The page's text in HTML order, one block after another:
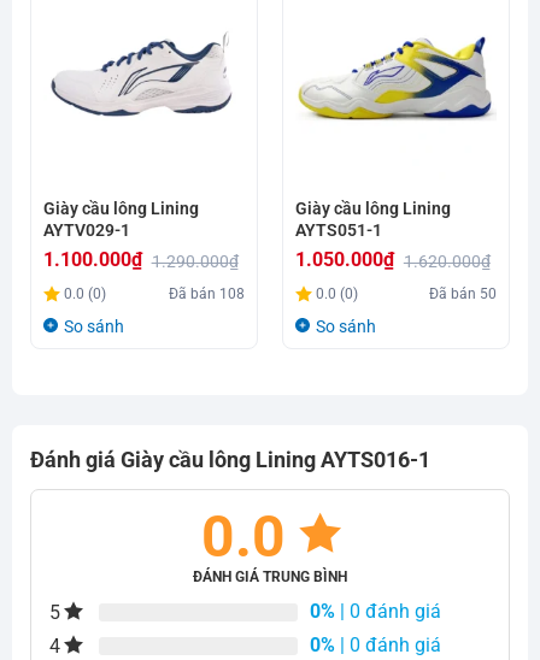
Giày cầu lông Lining
AYTV029-1
1.290.000₫
Giá
gốc
1.100.000₫
Giá
hiện
0.0 (0) Đã bán 108
So sánh
Giày cầu lông Lining
AYTS051-1
1.620.000₫
Giá
gốc
1.050.000₫
Giá
hiện
0.0 (0) Đã bán 50
So sánh
Đánh giá Giày cầu lông Lining AYTS016-1
0.0
ĐÁNH GIÁ TRUNG BÌNH
5 0% | 0 đánh giá
4
0% | 0 đánh giá